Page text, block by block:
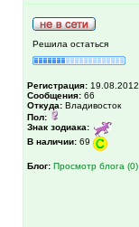
Решила остаться
Регистрация: 19.08.2012
Сообщения: 66
Откуда: Владивосток
Пол:
Знак зодиака:
В наличии: 69
Блог: Просмотр блога (0)